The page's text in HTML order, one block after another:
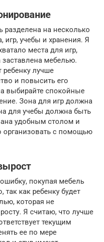
разделена на несколько
учебы и хранения. Я
места для игр,
мебелью.
лучше
и повысить его
выбирайте спокойные
Зона для игр должна
для учебы должна быть
удобным столом и
организовать с помощью
покупая мебель
так как ребенку будет
которая не
Я считаю, что лучше
текущим
ее по мере